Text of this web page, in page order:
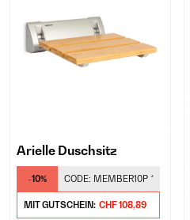
Arielle Duschsitz
-10% CODE: MEMBER10P *
MIT GUTSCHEIN: CHF 108,89